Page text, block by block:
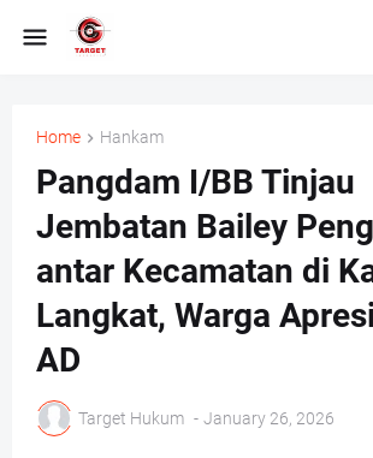
Home Hankam
Pangdam I/BB Tinjau
Jembatan Bailey
antar Kecamatan di
Langkat, Warga
AD
Target Hukum - January 26, 2026